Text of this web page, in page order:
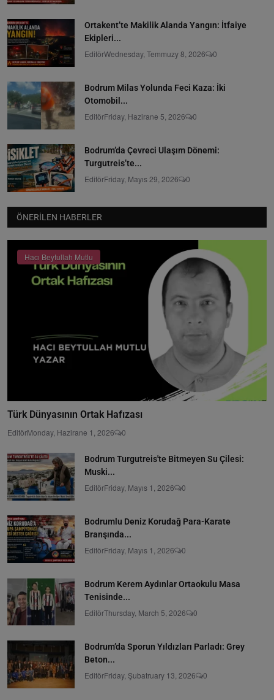
Ortakent’te Makilik Alanda Yangın: İtfaiye
Ekipleri...
EditörWednesday, Temmuzy 8, 2026 0
Bodrum Milas Yolunda Feci Kaza: İki
Otomobil...
EditörFriday, Hazirane 5, 2026 0
Bodrum’da Çevreci Ulaşım Dönemi:
Turgutreis’te...
EditörFriday, Mayıs 29, 2026 0
ÖNERILEN HABERLER
Hacı Beytullah Mutlu
Türk Dünyasının Ortak Hafızası
EditörMonday, Hazirane 1, 2026 0
Bodrum Turgutreis'te Bitmeyen Su Çilesi:
Muski...
EditörFriday, Mayıs 1, 2026 0
Bodrumlu Deniz Korudağ Para-Karate
Branşında...
EditörFriday, Mayıs 1, 2026 0
Bodrum Kerem Aydınlar Ortaokulu Masa
Tenisinde...
EditörThursday, March 5, 2026 0
Bodrum’da Sporun Yıldızları Parladı: Grey
Beton...
EditörFriday, Şubatruary 13, 2026 0